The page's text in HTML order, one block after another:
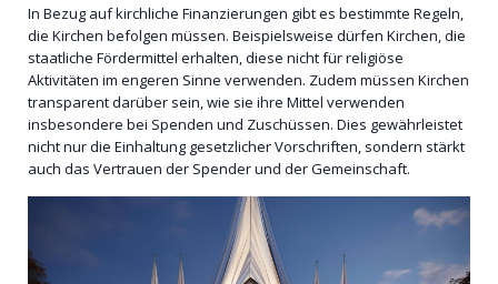
In Bezug auf kirchliche Finanzierungen gibt es bestimmte Regeln,
die Kirchen befolgen müssen. Beispielsweise dürfen Kirchen, die
staatliche Fördermittel erhalten, diese nicht für religiöse
Aktivitäten im engeren Sinne verwenden. Zudem müssen Kirchen
transparent darüber sein, wie sie ihre Mittel verwenden
insbesondere bei Spenden und Zuschüssen. Dies gewährleistet
nicht nur die Einhaltung gesetzlicher Vorschriften, sondern stärkt
auch das Vertrauen der Spender und der Gemeinschaft.